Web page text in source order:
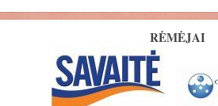
RĖMĖJAI